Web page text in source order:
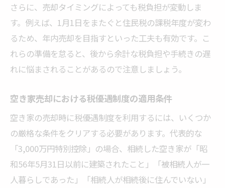
さらに、売却タイミングによっても税負担が変動しま
す。例えば、1月1日をまたぐと住民税の課税年度が変わ
るため、年内売却を目指すといった工夫も有効です。こ
れらの準備を怠ると、後から余計な税負担や手続きの遅
れに悩まされることがあるので注意しましょう。
空き家売却における税優遇制度の適用条件
空き家の売却時に税優遇制度を利用するには、いくつか
の厳格な条件をクリアする必要があります。代表的な
「3,000万円特別控除」の場合、相続した空き家が「昭
和56年5月31日以前に建築されたこと」「被相続人が一
人暮らしであった」「相続人が相続後に住んでいない」